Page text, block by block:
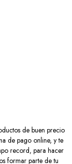
de buen precio
de pago online, y te
record, para hacer
formar parte de tu